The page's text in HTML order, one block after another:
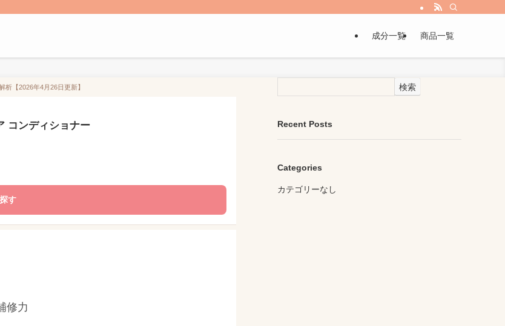
成分一覧 商品一覧
【2026年4月26日更新】
コンディショナー
す
修力
検索
Recent Posts
Categories
カテゴリーなし